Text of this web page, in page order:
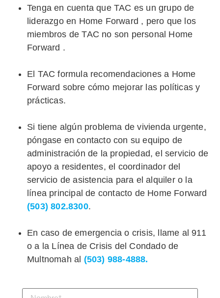
Tenga en cuenta que TAC es un grupo de
liderazgo en Home Forward , pero que los
miembros de TAC no son personal Home
Forward .
El TAC formula recomendaciones a Home
Forward sobre cómo mejorar las políticas y
prácticas.
Si tiene algún problema de vivienda urgente,
póngase en contacto con su equipo de
administración de la propiedad, el servicio de
apoyo a residentes, el coordinador del
servicio de asistencia para el alquiler o la
línea principal de contacto de Home Forward
(503) 802.8300.
En caso de emergencia o crisis, llame al 911
o a la Línea de Crisis del Condado de
Multnomah al (503) 988-4888.
Nombre (Obligatorio)